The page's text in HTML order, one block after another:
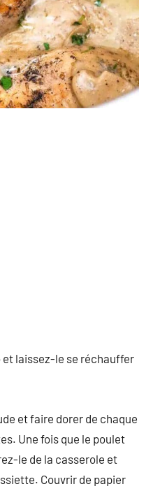
et laissez-le se réchauffer
et faire dorer de chaque
Une fois que le poulet
le de la casserole et
Couvrir de papier